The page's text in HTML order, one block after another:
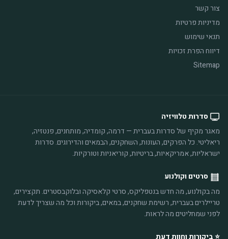
צור קשר
מדיניות פרטיות
תנאי שימוש
דיווח הפרת זכויות
Sitemap
סדרות טלוויזיה
מאגר מקיף של סדרות בעברית — דרמה, קומדיה, מותחנים, פנטזיה,
ריאליטי. כל הפרקים, העונות, השחקנים, הבמאים והדירוגים. סדרות
ישראליות, אמריקאיות, בריטיות, קוריאניות וטורקיות.
סרטים וקולנוע
מה בקולנוע, מה חדש בנטפליקס, סרטי קלאסיקה ובלוקבסטרים. תקצירים,
טריילרים בעברית, רשימת שחקנים, במאים, ביקורות וכל מה שצריך לדעת
לפני שמחליטים מה לראות.
⭐ ביקורות וחוות דעת